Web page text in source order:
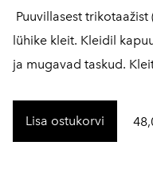
Puuvillasest
lühike kleit. Kleidil
ja mugavad taskud.
Lisa ostukorvi